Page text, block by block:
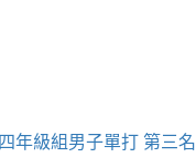
年級組男子單打 第三名